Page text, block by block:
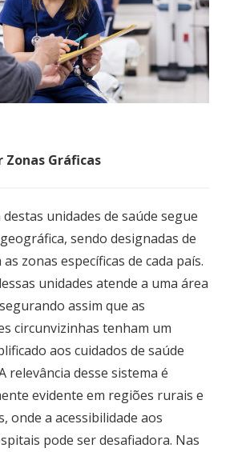
Zonas Gráficas
unidades de saúde segue
sendo designadas de
zonas específicas de cada país.
unidades atende a uma área
assim que as
circunvizinhas tenham um
aos cuidados de saúde
relevância desse sistema é
evidente em regiões rurais e
onde a acessibilidade aos
pode ser desafiadora. Nas